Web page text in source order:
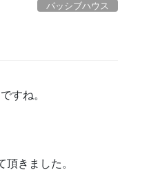
パッシブハウス
すね。
きました。